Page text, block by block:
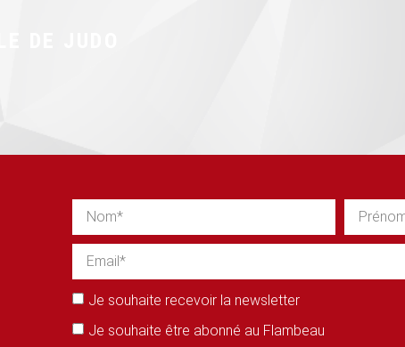
Je souhaite recevoir la newsletter
Je souhaite être abonné au Flambeau